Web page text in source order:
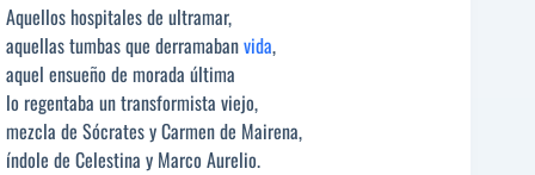
Aquellos hospitales de ultramar,
aquellas tumbas que derramabanvida,
aquel ensueño de morada última
lo regentaba un transformista viejo,
mezcla de Sócrates y Carmen de Mairena,
índole de Celestina y Marco Aurelio.